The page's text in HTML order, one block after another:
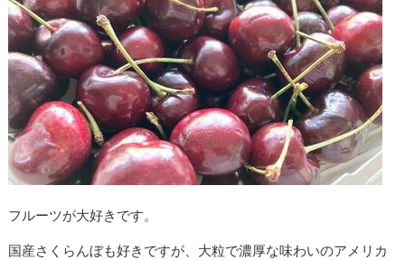
フルーツが大好きです。
国産さくらんぼも好きですが、大粒で濃厚な味わいのアメリカ